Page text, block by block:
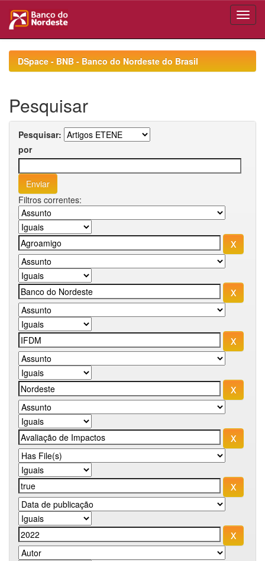
navigationDSpace - BNB - Banco do Nordeste do Brasil
Pesquisar
Pesquisar:
por
Filtros correntes: